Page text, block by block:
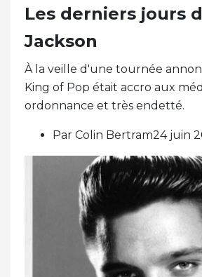
Les derniers jours
Jackson
À la veille d'une tournée
King of Pop était accro aux
ordonnance et très endetté.
Par Colin Bertram24 juin